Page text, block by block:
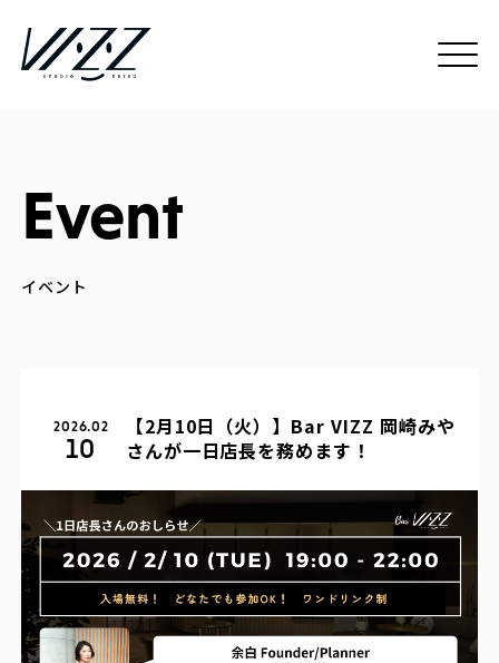
Event
2026.02
10
【2月10日（火）】Bar VIZZ 岡崎みや
さんが一日店長を務めます！